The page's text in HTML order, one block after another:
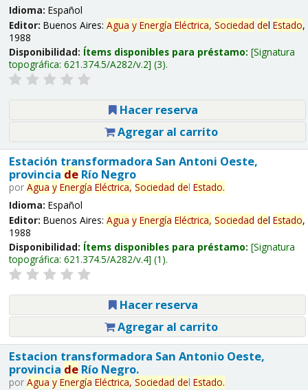
Idioma: Español
Editor: Buenos Aires: Agua y Energía Eléctrica, Sociedad del Estado,
1988
Disponibilidad: Ítems disponibles para préstamo: Signatura
topográfica: 621.374.5/A282/v.2 (3).
Hacer reserva
Agregar al carrito
Estación transformadora San Antoni Oeste,
provincia deRío Negro
por Agua y Energía Eléctrica, Sociedad del Estado.
Idioma: Español
Editor: Buenos Aires: Agua y Energía Eléctrica, Sociedad del Estado,
1988
Disponibilidad: Ítems disponibles para préstamo: Signatura
topográfica: 621.374.5/A282/v.4 (1).
Hacer reserva
Agregar al carrito
Estacion transformadora San Antonio Oeste,
provincia deRío Negro.
por Agua y Energía Eléctrica, Sociedad del Estado.